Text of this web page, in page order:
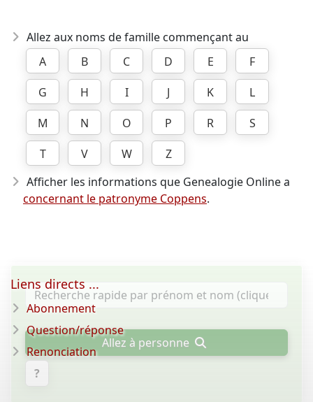
Allez aux noms de famille commençant au
A
B C D E
F
G
H I J K
L
M
N O P R
S
T
V W
Z
Afficher les informations que Genealogie Online a
concernant le patronyme Coppens.
Allez à personne
?
Liens directs ...
Abonnement
Question/réponse
Renonciation